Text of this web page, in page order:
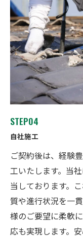
STEP04
自社施工
ご契約後は、経験
工いたします。当
当しております。
質や進行状況を一
様のご要望に柔軟
応も実現します。